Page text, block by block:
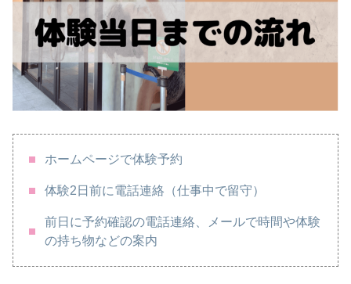
ホームページで体験予約
体験2日前に電話連絡（仕事中で留守）
前日に予約確認の電話連絡、メールで時間や体験
の持ち物などの案内